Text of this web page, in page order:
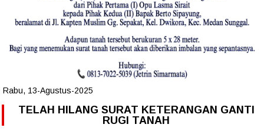
Rabu, 13-Agustus-2025
TELAH HILANG SURAT KETERANGAN GANTI
RUGI TANAH